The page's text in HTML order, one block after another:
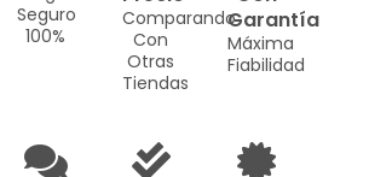
Seguro
100%
Comparando
Con
Otras
Tiendas
Garantía
Máxima
Fiabilidad